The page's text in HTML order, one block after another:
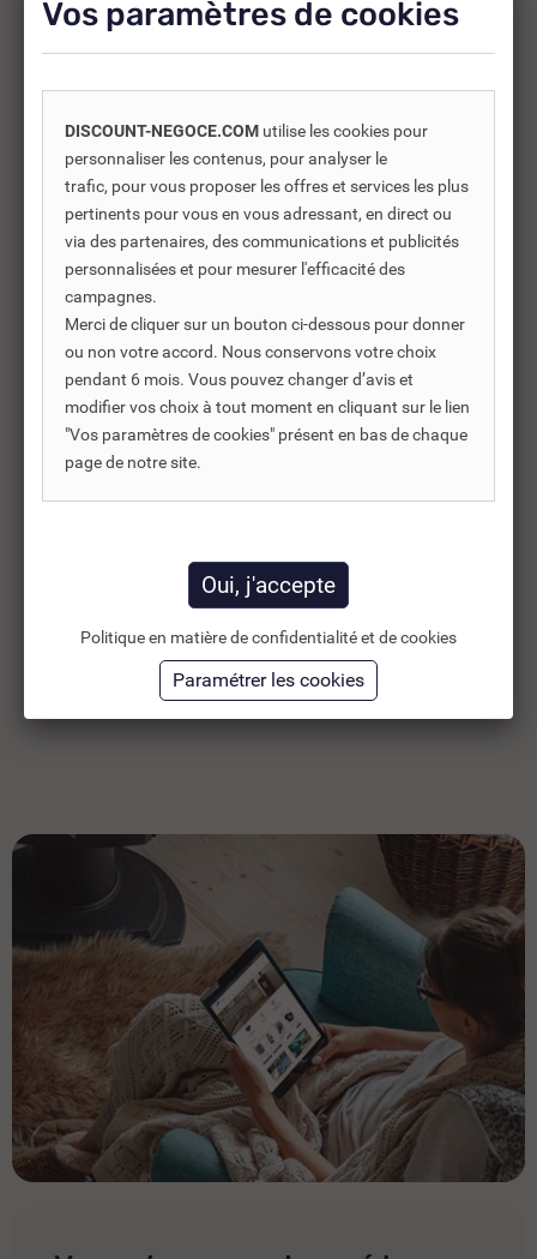
REF DNC :486280
PLAQUE 300 X 500 MM
HT
Ajouter au panier
Vos paramètres de cookies
DISCOUNT-NEGOCE.COM utilise les cookies pour
personnaliser les contenus, pour analyser le
trafic, pour vous proposer les offres et services les plus
pertinents pour vous en vous adressant, en direct ou
via des partenaires, des communications et publicités
personnalisées et pour mesurer l'efficacité des
campagnes.
Merci de cliquer sur un bouton ci-dessous pour donner
ou non votre accord. Nous conservons votre choix
pendant 6 mois. Vous pouvez changer d’avis et
modifier vos choix à tout moment en cliquant sur le lien
"Vos paramètres de cookies" présent en bas de chaque
page de notre site.
Politique en matière de confidentialité et de cookies